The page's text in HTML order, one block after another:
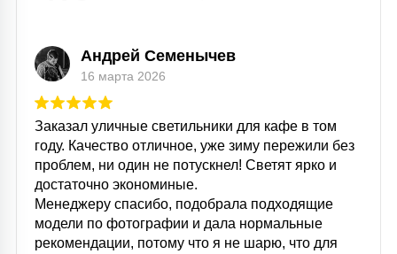
Андрей Семенычев
16 марта 2026
Заказал уличные светильники для кафе в том
году. Качество отличное, уже зиму пережили без
проблем, ни один не потускнел! Светят ярко и
достаточно экономиные.
Менеджеру спасибо, подобрала подходящие
модели по фотографии и дала нормальные
рекомендации, потому что я не шарю, что для